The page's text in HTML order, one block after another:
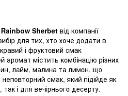
Rainbow Sherbet від компанії
для тих, хто хоче додати в
і фруктовий смак
містить комбінацію різних
лайм, малина та лимон, що
смак, який підійде як
і для вечірнього десерту.